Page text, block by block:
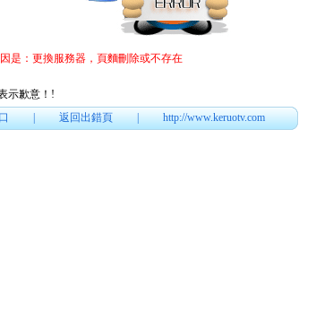
：更換服務器，頁麵刪除或不存在
歉意！ !
|返回出錯頁|http://www.keruotv.com